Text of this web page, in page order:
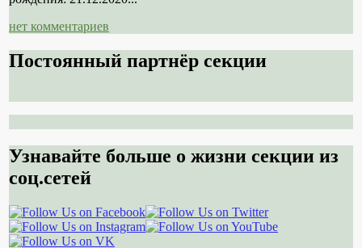
нет комментариев
Постоянный партнёр секции
Узнавайте больше о жизни секции из
соц.сетей